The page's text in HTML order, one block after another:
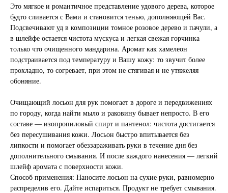
Это мягкое и романтичное представление удового дерева, которое
будто сливается с Вами и становится тенью, дополняющей Вас.
Подсвечивают уд в композиции томное розовое дерево и пачули, а
в шлейфе остается чистота мускуса и легкая свежая горчинка
только что очищенного мандарина. Аромат как хамелеон
подстраивается под температуру и Вашу кожу: то звучит более
прохладно, то согревает, при этом не стягивая и не утяжеляя
обоняние.
Очищающий лосьон для рук помогает в дороге и передвижениях
по городу, когда найти мыло и раковину бывает непросто. В его
составе — изопропиловый спирт и пантенол: чистота достигается
без пересушивания кожи. Лосьон быстро впитывается без
липкости и помогает обеззараживать руки в течение дня без
дополнительного смывания. И после каждого нанесения — легкий
шлейф аромата с поверхности кожи.
Способ применения: Наносите лосьон на сухие руки, равномерно
распределив его. Дайте испариться. Продукт не требует смывания.